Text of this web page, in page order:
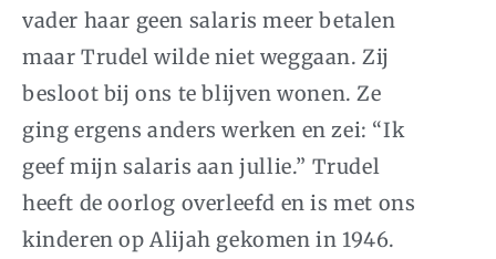
vader haar geen salaris meer betalen
maar Trudel wilde niet weggaan. Zij
besloot bij ons te blijven wonen. Ze
ging ergens anders werken en zei: “Ik
geef mijn salaris aan jullie.” Trudel
heeft de oorlog overleefd en is met ons
kinderen op Alijah gekomen in 1946.